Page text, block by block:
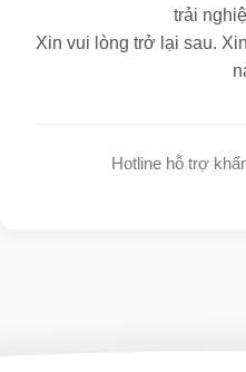
trải
Xin vui lòng trở lại sau.
Hotline hỗ trợ